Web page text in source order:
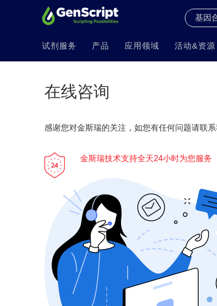
试剂服务 产品 应用领域 活动&资源
在线咨询
感谢您对金斯瑞的关注，如您有任何问题请联
金斯瑞技术支持全天24小时为您服务